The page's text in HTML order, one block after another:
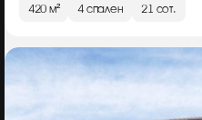
420 м² 4 спален 21 сот.